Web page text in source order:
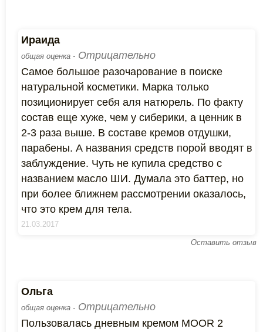
Ираида
общая оценка - Отрицательно
Самое большое разочарование в поиске
натуральной косметики. Марка только
позиционирует себя аля натюрель. По факту
состав еще хуже, чем у сиберики, а ценник в
2-3 раза выше. В составе кремов отдушки,
парабены. А названия средств порой вводят в
заблуждение. Чуть не купила средство с
названием масло ШИ. Думала это баттер, но
при более ближнем рассмотрении оказалось,
что это крем для тела.
21.03.2017
Оставить отзыв
Ольга
общая оценка - Отрицательно
Пользовалась дневным кремом MOOR 2